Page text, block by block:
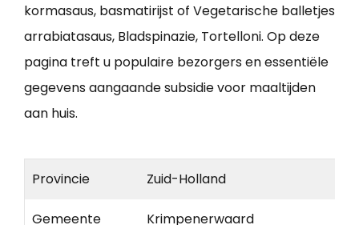
kormasaus, basmatirijst of Vegetarische balletjes
arrabiatasaus, Bladspinazie, Tortelloni. Op deze
pagina treft u populaire bezorgers en essentiële
gegevens aangaande subsidie voor maaltijden
aan huis.
Provincie Zuid-Holland
Gemeente Krimpenerwaard